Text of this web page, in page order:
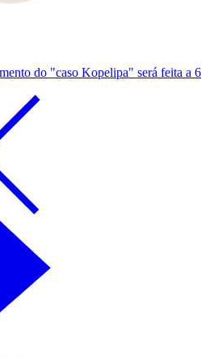
do "caso Kopelipa" será feita a 6